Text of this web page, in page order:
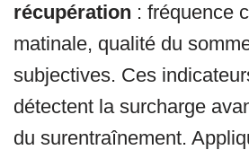
récupération : fréquence
matinale, qualité du
subjectives. Ces
détectent la surcharge
du surentraînement.